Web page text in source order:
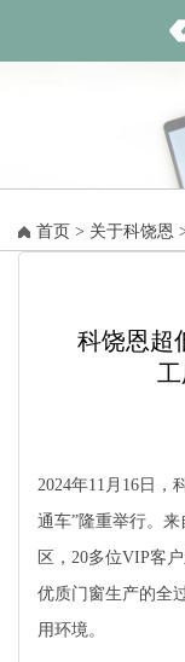
首页 > 关于科饶恩
科饶恩超
2024年11月16日，
通车”隆重举行。
区，20多位VIP客
优质门窗生产的全
用环境。